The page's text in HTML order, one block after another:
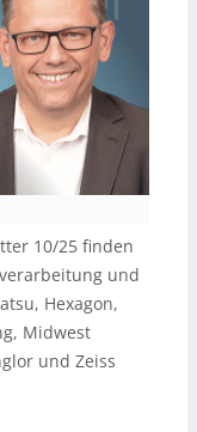
10/25 finden
und
Hexagon,
Midwest
und Zeiss